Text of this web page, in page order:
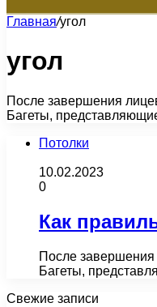
Главная/угол
угол
После завершения
Багеты,
Потолки
10.02.2023
0
Как
После завершения
Багеты,
Свежие записи